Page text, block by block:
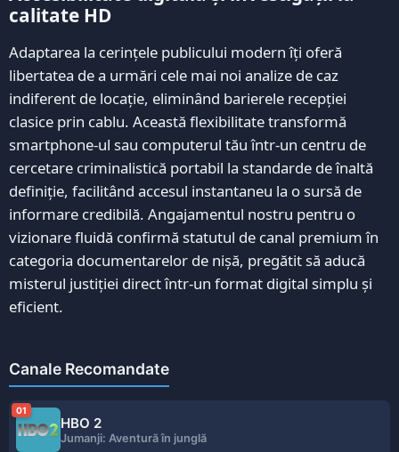
calitate HD
Adaptarea la cerințele publicului modern îți oferă
libertatea de a urmări cele mai noi analize de caz
indiferent de locație, eliminând barierele recepției
clasice prin cablu. Această flexibilitate transformă
smartphone-ul sau computerul tău într-un centru de
cercetare criminalistică portabil la standarde de înaltă
definiție, facilitând accesul instantaneu la o sursă de
informare credibilă. Angajamentul nostru pentru o
vizionare fluidă confirmă statutul de canal premium în
categoria documentarelor de nișă, pregătit să aducă
misterul justiției direct într-un format digital simplu și
eficient.
Canale Recomandate
01
HBO 2
Jumanji: Aventură în junglă